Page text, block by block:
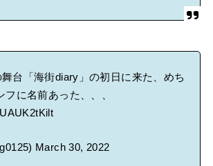
台「海街diary」の初日に来た、めち
フに名前あった、、、
March 30, 2022